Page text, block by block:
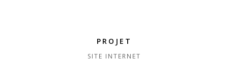
PROJET
SITE INTERNET